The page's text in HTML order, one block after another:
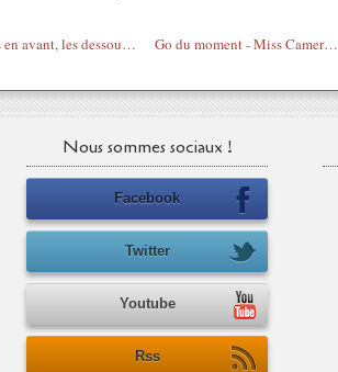
Exploit - Le film de Sylvestre Amoussou "Un pas en avant, les dessous de la corruption" entre en 3ème semaine d'exploitation à Paris ! Go du moment - Miss Cameroun UK 2011 - Lizette Forkwa
Nous sommes sociaux !
Facebook
Twitter
Youtube
Rss